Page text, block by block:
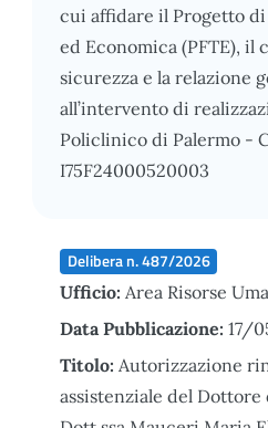
cui affidare il Progetto
ed Economica (PFTE), il
sicurezza e la relazione
all’intervento di
Policlinico di Palermo -
I75F24000520003
Delibera n. 487/2026
Ufficio: Area Risorse
Data Pubblicazione: 17/
Titolo: Autorizzazione
assistenziale del Dottore